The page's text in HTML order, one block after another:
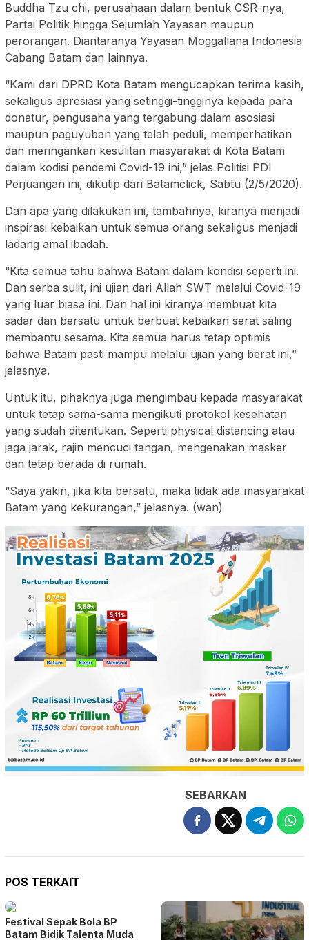
Buddha Tzu chi, perusahaan dalam bentuk CSR-nya,
Partai Politik hingga Sejumlah Yayasan maupun
perorangan. Diantaranya Yayasan Moggallana Indonesia
Cabang Batam dan lainnya.
“Kami dari DPRD Kota Batam mengucapkan terima kasih,
sekaligus apresiasi yang setinggi-tingginya kepada para
donatur, pengusaha yang tergabung dalam asosiasi
maupun paguyuban yang telah peduli, memperhatikan
dan meringankan kesulitan masyarakat di Kota Batam
dalam kodisi pendemi Covid-19 ini,” jelas Politisi PDI
Perjuangan ini, dikutip dari Batamclick, Sabtu (2/5/2020).
Dan apa yang dilakukan ini, tambahnya, kiranya menjadi
inspirasi kebaikan untuk semua orang sekaligus menjadi
ladang amal ibadah.
“Kita semua tahu bahwa Batam dalam kondisi seperti ini.
Dan serba sulit, ini ujian dari Allah SWT melalui Covid-19
yang luar biasa ini. Dan hal ini kiranya membuat kita
sadar dan bersatu untuk berbuat kebaikan serat saling
membantu sesama. Kita semua harus tetap optimis
bahwa Batam pasti mampu melalui ujian yang berat ini,”
jelasnya.
Untuk itu, pihaknya juga mengimbau kepada masyarakat
untuk tetap sama-sama mengikuti protokol kesehatan
yang sudah ditentukan. Seperti physical distancing atau
jaga jarak, rajin mencuci tangan, mengenakan masker
dan tetap berada di rumah.
“Saya yakin, jika kita bersatu, maka tidak ada masyarakat
Batam yang kekurangan,” jelasnya. (wan)
SEBARKAN
POS TERKAIT
Festival Sepak Bola BP
Batam Bidik Talenta Muda